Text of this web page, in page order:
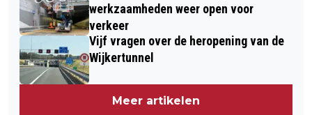
werkzaamheden weer open voor
verkeer
Vijf vragen over de heropening van de
Wijkertunnel
Meer artikelen